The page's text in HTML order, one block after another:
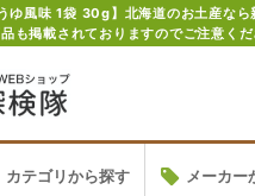
も掲載されておりますのでご注意くだ
カテゴリから探す メーカー